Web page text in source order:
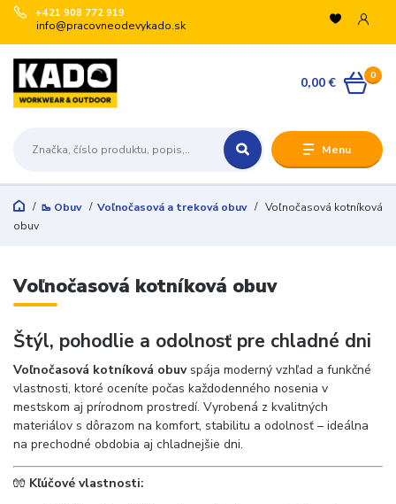
Menu
+421 908 772 919
info@pracovneodevykado.sk
0
0,00 €
🥾 Obuv Voľnočasová a treková obuv
Voľnočasová kotníková
obuv
Voľnočasová kotníková obuv
Štýl, pohodlie a odolnosť pre chladné dni
Voľnočasová kotníková obuvspája moderný vzhľad a funkčné
vlastnosti, ktoré oceníte počas každodenného nosenia v
mestskom aj prírodnom prostredí. Vyrobená z kvalitných
materiálov s dôrazom na komfort, stabilitu a odolnosť – ideálna
na prechodné obdobia aj chladnejšie dni.
🧤 Kľúčové vlastnosti:
VYUŽITE ZĽAVY
🏷️ -10 % pre registrovaných na vybrané značky
(ARTRA, ARDON, VM, BENNON, ATG, B-WELL, GIBLOR’S
🛒 Množstevné zľavy v košíku:
€200 → -5 %
€500 → -10 %
€1 000 → -15 %
Zatvoriť